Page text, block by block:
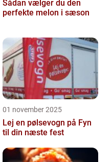
Sådan vælger du den
perfekte melon i sæson
01 november 2025
Lej en pølsevogn på Fyn
til din næste fest